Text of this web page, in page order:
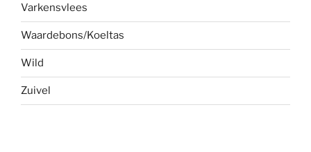
Varkensvlees
Waardebons/Koeltas
Wild
Zuivel